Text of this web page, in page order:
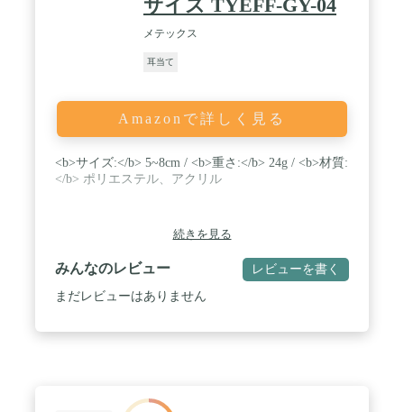
サイズ TYEFF-GY-04
メテックス
耳当て
Amazonで詳しく見る
<b>サイズ:</b> 5~8cm / <b>重さ:</b> 24g / <b>材質:
</b> ポリエステル、アクリル
続きを見る
みんなのレビュー レビューを書く
まだレビューはありません